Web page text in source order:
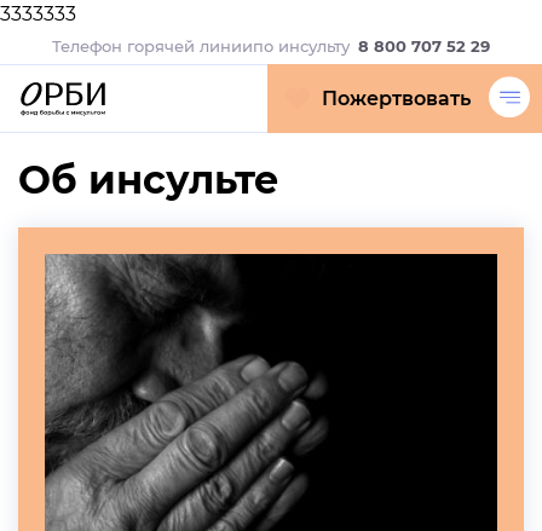
3333333
Телефон горячей линиипо инсульту 8 800 707 52 29
Пожертвовать
Об инсульте